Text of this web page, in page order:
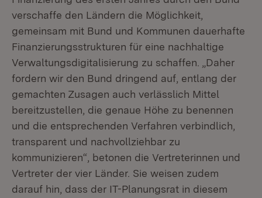
verschaffe den Ländern die Möglichkeit,
gemeinsam mit Bund und Kommunen dauerhafte
Finanzierungsstrukturen für eine nachhaltige
Verwaltungsdigitalisierung zu schaffen. „Daher
fordern wir den Bund dringend auf, entlang der
gemachten Zusagen auch verlässlich Mittel
bereitzustellen, die genaue Höhe zu benennen
und die entsprechenden Verfahren verbindlich,
transparent und nachvollziehbar zu
kommunizieren“, betonen die Vertreterinnen und
Vertreter der vier Länder. Sie weisen zudem
darauf hin, dass der IT-Planungsrat in diesem